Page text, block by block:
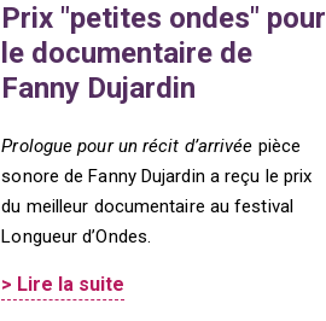
Prix "petites ondes" pour
le documentaire de
Fanny Dujardin
Prologue pour un récit d’arrivée pièce
sonore de Fanny Dujardin a reçu le prix
du meilleur documentaire au festival
Longueur d’Ondes.
> Lire la suite